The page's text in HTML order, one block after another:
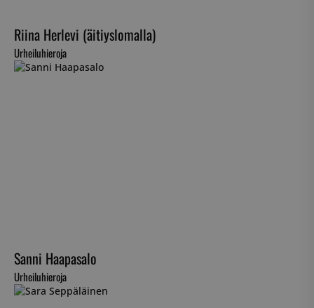
Riina Herlevi (äitiyslomalla)
Urheiluhieroja
Sanni Haapasalo
Urheiluhieroja